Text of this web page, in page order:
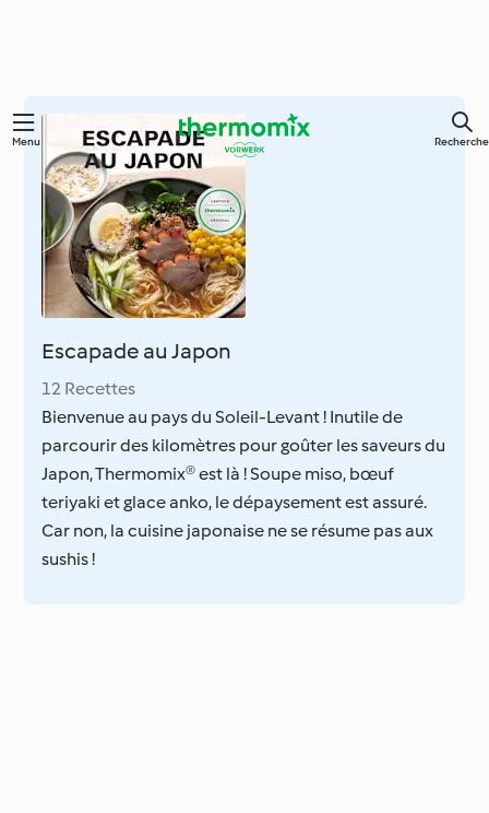
Skip
content
Menu Recherche
Escapade au Japon
12 Recettes
Bienvenue au pays du Soleil-Levant ! Inutile de
parcourir des kilomètres pour goûter les saveurs du
Japon, Thermomix® est là ! Soupe miso, bœuf
teriyaki et glace anko, le dépaysement est assuré.
Car non, la cuisine japonaise ne se résume pas aux
sushis !